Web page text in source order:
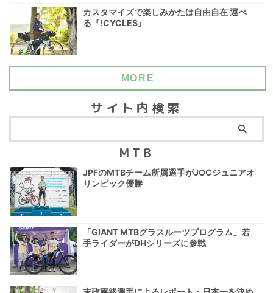
カスタマイズで楽しみかたは自由自在 運べ
る『!CYCLES』
MORE
サイト内検索
MTB
JPFのMTBチーム所属選手がJOCジュニアオ
リンピック優勝
「GIANT MTBグラスルーツプログラム」若
手ライダーがDHシリーズに参戦